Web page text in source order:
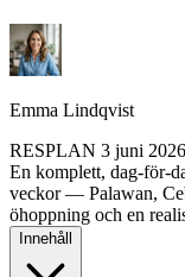
Emma Lindqvist
RESPLAN 3 juni 2026
En komplett, dag-för-
veckor — Palawan,
öhoppning och en
Innehåll